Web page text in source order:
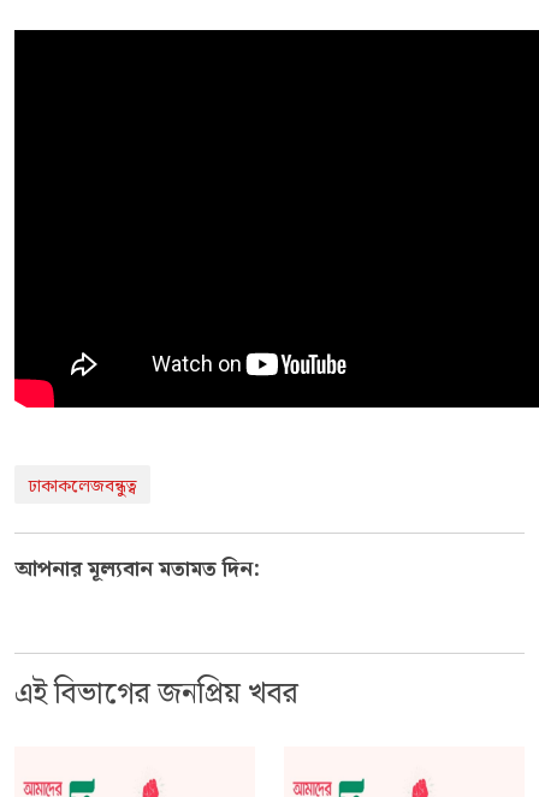
ঢাকাকলেজবন্ধুত্ব
আপনার মূল্যবান মতামত দিন:
এই বিভাগের জনপ্রিয় খবর